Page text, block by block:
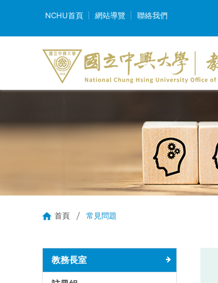
NCHU首頁 網站導覽 聯絡我們
首頁 常見問題
教務長室